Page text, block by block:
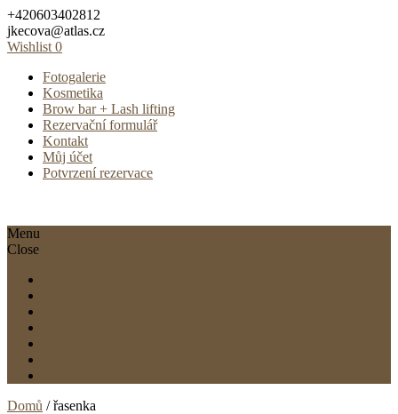
Skip
to
content
+420603402812
jkecova@atlas.cz
Wishlist 0
Fotogalerie
Kosmetika
Brow bar + Lash lifting
Rezervační formulář
Kontakt
Můj účet
Potvrzení rezervace
Menu
Close
Domů / řasenka